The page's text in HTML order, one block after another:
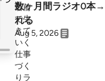
数ヶ月間ラジオ0本
れる
Aug 5, 2026